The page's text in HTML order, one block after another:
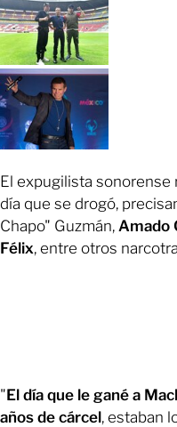
El expugilista
día que se drogó,
Chapo" Guzmán, Amado
Félix, entre otros
"El día que le gané a
años de cárcel, estaban